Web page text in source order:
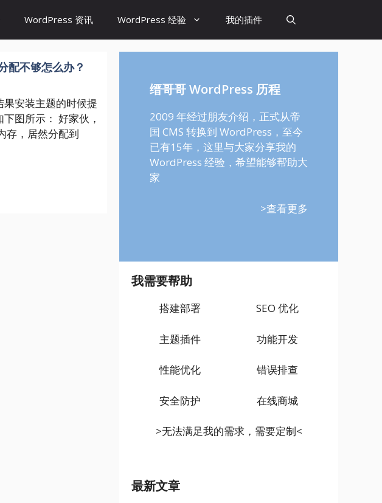
WordPress 资讯 WordPress 经验 我的插件
配不够怎么办？
安装主题的时候提
图所示： 好家伙，
存，居然分配到
缙哥哥 WordPress 历程
2009 年经过朋友介绍，正式从帝
国 CMS 转换到 WordPress，至今
已有15年，这里与大家分享我的
WordPress 经验，希望能够帮助大
家
>查看更多
我需要帮助
搭建部署
主题插件
性能优化
安全防护
SEO 优化
功能开发
错误排查
在线商城
>无法满足我的需求，需要定制<
最新文章